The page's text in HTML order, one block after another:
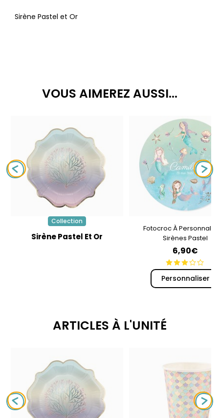
Sirène Pastel et Or
VOUS AIMEREZ AUSSI...
Collection
Sirène Pastel Et Or
Fotocroc À
Sirènes Pastel
6,90€
Personnaliser
ARTICLES À L'UNITÉ